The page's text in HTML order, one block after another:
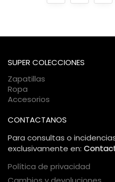
SUPER COLECCIONES
Zapatillas
Ropa
Accesorios
CONTACTANOS
Para consultas o
exclusivamente en:
Política de privacidad